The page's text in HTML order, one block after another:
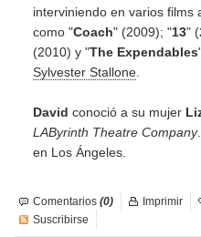
interviniendo en varios films
como "Coach" (2009); "13"
(2010) y "The Expendables
Sylvester Stallone
David conoció a su mujer
LAByrinth Theatre Company
en Los Ángeles.
Comentarios (0) Imprimir
Suscribirse